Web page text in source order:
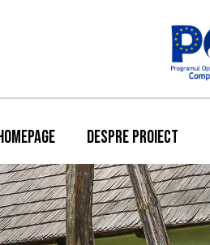
DESPRE PROIECT